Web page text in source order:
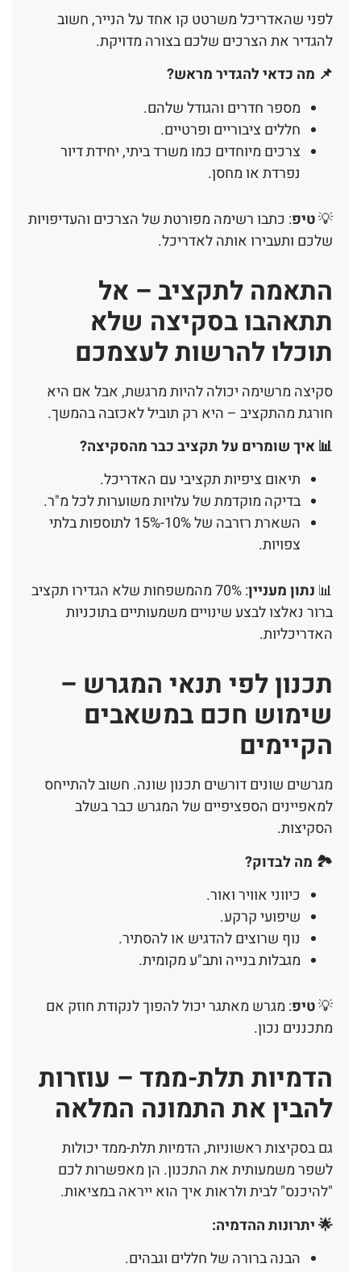
לפני שהאדריכל משרטט קו אחד על הנייר, חשוב
להגדיר את הצרכים שלכם בצורה מדויקת.
📌 מה כדאי להגדיר מראש?
מספר חדרים והגודל שלהם.
חללים ציבוריים ופרטיים.
צרכים מיוחדים כמו משרד ביתי, יחידת דיור
נפרדת או מחסן.
💡טיפ: כתבו רשימה מפורטת של הצרכים והעדיפויות
שלכם ותעבירו אותה לאדריכל.
התאמה לתקציב – אל
תתאהבו בסקיצה שלא
תוכלו להרשות לעצמכם
סקיצה מרשימה יכולה להיות מרגשת, אבל אם היא
חורגת מהתקציב – היא רק תוביל לאכזבה בהמשך.
📊 איך שומרים על תקציב כבר מהסקיצה?
תיאום ציפיות תקציבי עם האדריכל.
בדיקה מוקדמת של עלויות משוערות לכל מ"ר.
השארת רזרבה של 10%-15% לתוספות בלתי
צפויות.
📊 נתון מעניין
: 70% מהמשפחות שלא הגדירו תקציב
ברור נאלצו לבצע שינויים משמעותיים בתוכניות
האדריכליות.
תכנון לפי תנאי המגרש –
שימוש חכם במשאבים
הקיימים
מגרשים שונים דורשים תכנון שונה. חשוב להתייחס
למאפיינים הספציפיים של המגרש כבר בשלב
הסקיצות.
🏞️ מה לבדוק?
כיווני אוויר ואור.
שיפועי קרקע.
נוף שרוצים להדגיש או להסתיר.
מגבלות בנייה ותב"ע מקומית.
💡טיפ: מגרש מאתגר יכול להפוך לנקודת חוזק אם
מתכננים נכון.
הדמיות תלת-ממד – עוזרות
להבין את התמונה המלאה
גם בסקיצות ראשוניות, הדמיות תלת-ממד יכולות
לשפר משמעותית את התכנון. הן מאפשרות לכם
"להיכנס" לבית ולראות איך הוא ייראה במציאות.
🌟 יתרונות ההדמיה:
הבנה ברורה של חללים וגבהים.